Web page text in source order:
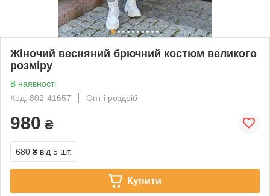
Жіночий весняний брючний костюм великого
розміру
В наявності
Код: 802-41657
Опт і роздріб
980 ₴
680 ₴ від 5 шт.
Купити